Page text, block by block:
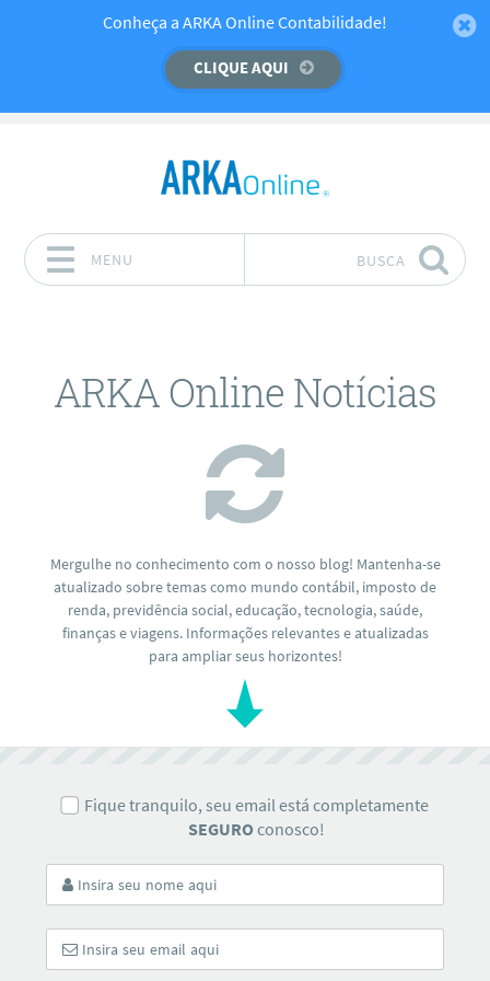
Temos um recado importante para você!
CLIQUE AQUI
Conheça a ARKA Online Contabilidade!
CLIQUE AQUI
MENU BUSCA
ARKA Online Notícias
Mergulhe no conhecimento com o nosso blog! Mantenha-se
atualizado sobre temas como mundo contábil, imposto de
renda, previdência social, educação, tecnologia, saúde,
finanças e viagens. Informações relevantes e atualizadas
para ampliar seus horizontes!
Fique tranquilo, seu email está completamente
SEGURO conosco!